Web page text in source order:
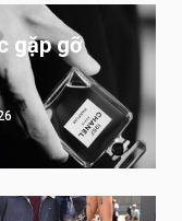
gặp gỡ